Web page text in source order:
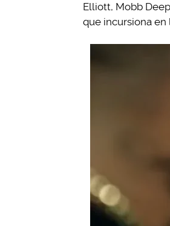
Elliott, Mobb
que incursiona en